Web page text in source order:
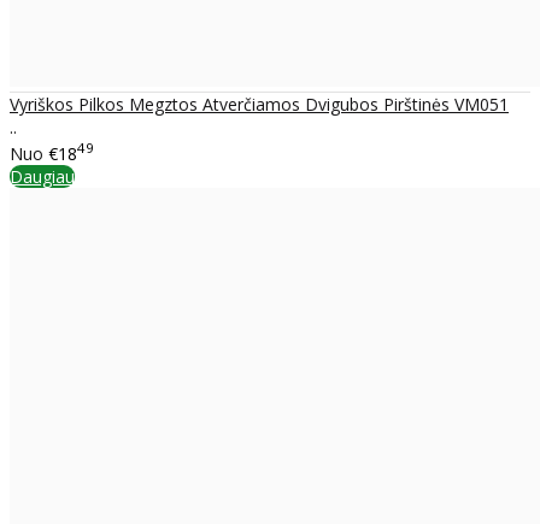
Vyriškos Pilkos Megztos Atverčiamos Dvigubos Pirštinės VM051
..
Nuo €1849
Daugiau